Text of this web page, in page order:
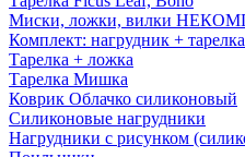
Миски, ложки, вилки
Комплект: нагрудник +
Тарелка + ложка
Тарелка Мишка
Коврик Облачко силиконовый
Силиконовые нагрудники
Нагрудники с рисунком